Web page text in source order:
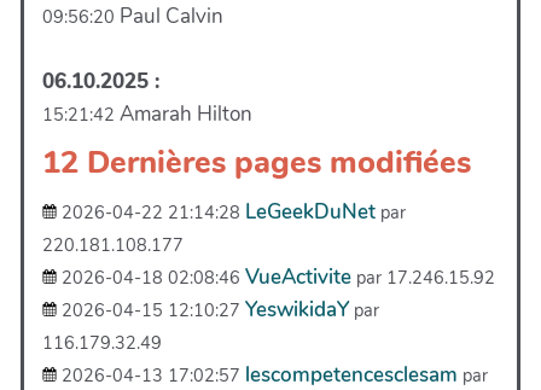
09:56:20 Paul Calvin
06.10.2025 :
15:21:42 Amarah Hilton
12 Dernières pages modifiées
2026-04-22 21:14:28 LeGeekDuNet par
220.181.108.177
2026-04-18 02:08:46 VueActivite par 17.246.15.92
2026-04-15 12:10:27 YeswikidaY par
116.179.32.49
2026-04-13 17:02:57 lescompetencesclesam par